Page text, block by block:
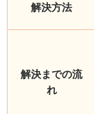
解決方法
解決までの流
れ